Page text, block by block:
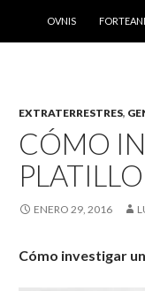
OVNIS
EXTRATERRESTRES,
CÓMO
ENERO 29, 2016
Cómo investigar